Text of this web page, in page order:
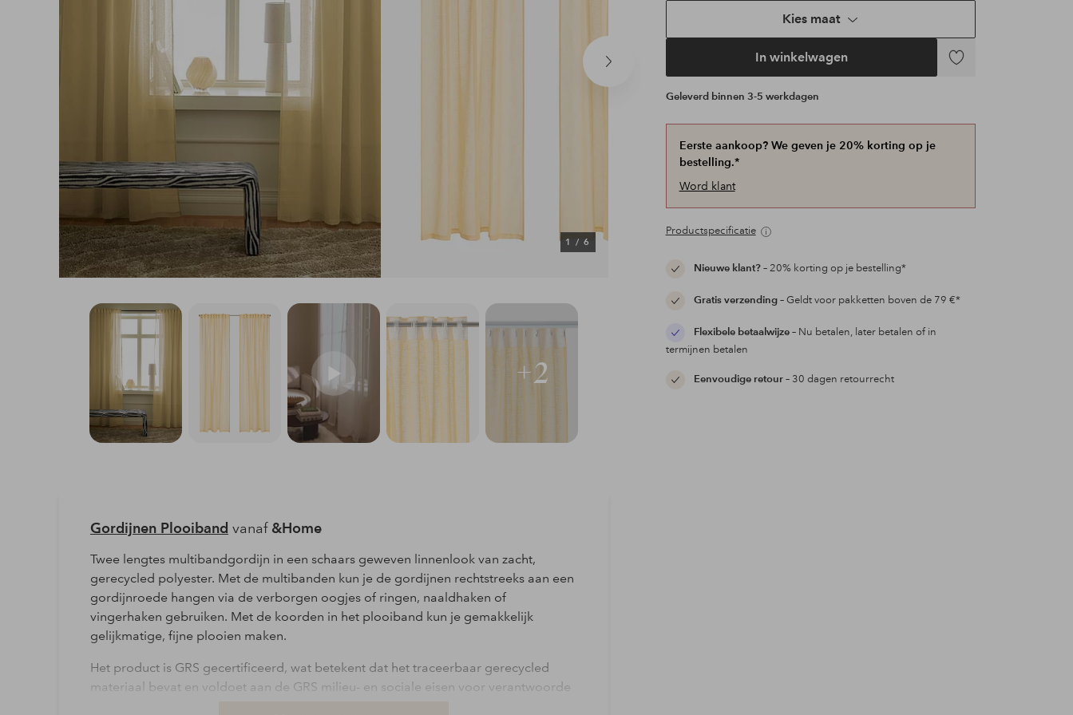
Video afspelen
Volgend
1/ 6
Kies maat
In winkelwagen
Toevoegen
Geleverd binnen 3-5 werkdagen
Eerste aankoop? We geven je 20% korting op je
bestelling.*
Word klant
Productspecificatie
Nieuwe klant?– 20% korting op je bestelling*
Gratis verzending– Geldt voor pakketten boven de 79 €*
Flexibele betaalwijze– Nu betalen, later betalen of in
termijnen betalen
Eenvoudige retour– 30 dagen retourrecht
+2
Gordijnen Plooiband vanaf &Home
Twee lengtes multibandgordijn in een schaars geweven linnenlook van zacht,
gerecycled polyester. Met de multibanden kun je de gordijnen rechtstreeks aan een
gordijnroede hangen via de verborgen oogjes of ringen, naaldhaken of
vingerhaken gebruiken. Met de koorden in het plooiband kun je gemakkelijk
gelijkmatige, fijne plooien maken.
Het product is GRS gecertificeerd, wat betekent dat het traceerbaar gerecycled
materiaal bevat en voldoet aan de GRS milieu- en sociale eisen voor verantwoorde